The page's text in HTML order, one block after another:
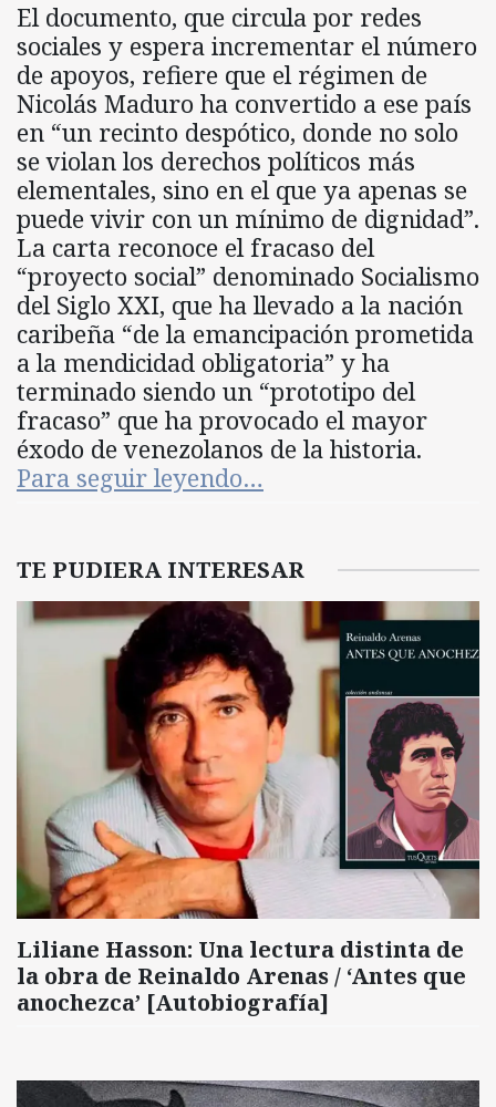
El documento, que circula por redes
sociales y espera incrementar el número
de apoyos, refiere que el régimen de
Nicolás Maduro ha convertido a ese país
en “un recinto despótico, donde no solo
se violan los derechos políticos más
elementales, sino en el que ya apenas se
puede vivir con un mínimo de dignidad”.
La carta reconoce el fracaso del
“proyecto social” denominado Socialismo
del Siglo XXI, que ha llevado a la nación
caribeña “de la emancipación prometida
a la mendicidad obligatoria” y ha
terminado siendo un “prototipo del
fracaso” que ha provocado el mayor
éxodo de venezolanos de la historia.
Para seguir leyendo…
TE PUDIERA INTERESAR
Liliane Hasson: Una lectura distinta de
la obra de Reinaldo Arenas / ‘Antes que
anochezca’ [Autobiografía]